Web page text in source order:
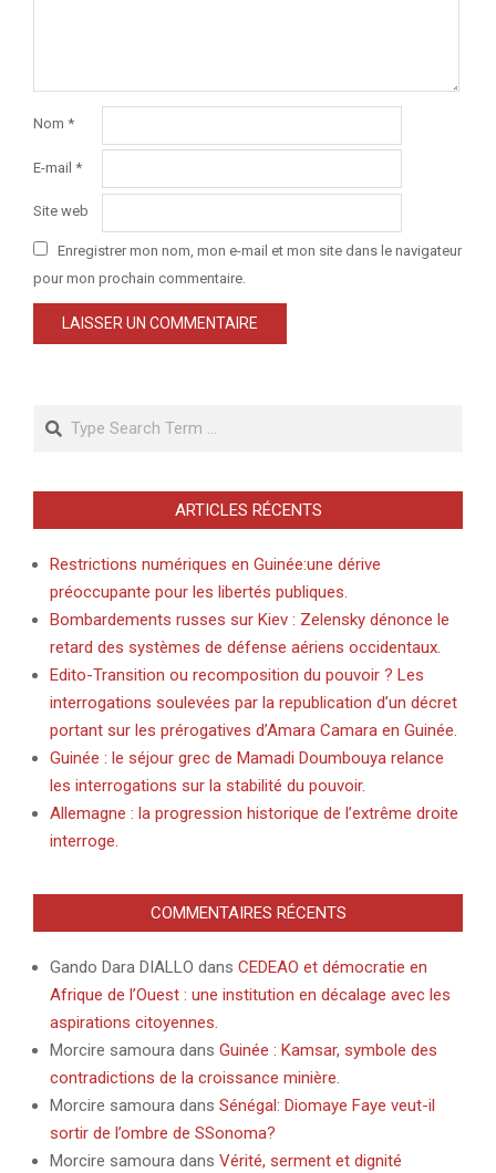
Nom *
E-mail *
Site web
Enregistrer mon nom, mon e-mail et mon site dans le navigateur
pour mon prochain commentaire.
ARTICLES RÉCENTS
Restrictions numériques en Guinée:une dérive
préoccupante pour les libertés publiques.
Bombardements russes sur Kiev : Zelensky dénonce le
retard des systèmes de défense aériens occidentaux.
Edito-Transition ou recomposition du pouvoir ? Les
interrogations soulevées par la republication d’un décret
portant sur les prérogatives d’Amara Camara en Guinée.
Guinée : le séjour grec de Mamadi Doumbouya relance
les interrogations sur la stabilité du pouvoir.
Allemagne : la progression historique de l’extrême droite
interroge.
COMMENTAIRES RÉCENTS
Gando Dara DIALLO dans CEDEAO et démocratie en
Afrique de l’Ouest : une institution en décalage avec les
aspirations citoyennes.
Morcire samoura dans Guinée : Kamsar, symbole des
contradictions de la croissance minière.
Morcire samoura dans Sénégal: Diomaye Faye veut-il
sortir de l’ombre de SSonoma?
Morcire samoura dans Vérité, serment et dignité